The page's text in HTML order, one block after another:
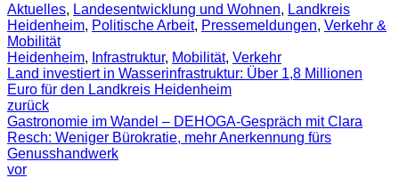
Aktuelles, Landesentwicklung und Wohnen, Landkreis
Heidenheim, Politische Arbeit, Pressemeldungen, Verkehr &
Mobilität
Heidenheim, Infrastruktur, Mobilität, Verkehr
Land investiert in Wasserinfrastruktur: Über 1,8 Millionen
Euro für den Landkreis Heidenheim
zurück
Gastronomie im Wandel – DEHOGA-Gespräch mit Clara
Resch: Weniger Bürokratie, mehr Anerkennung fürs
Genusshandwerk
vor